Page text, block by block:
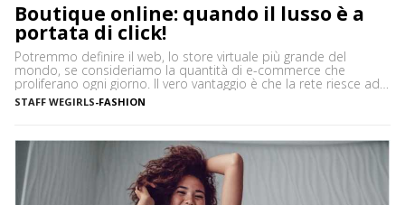
Boutique online: quando il lusso è a
portata di click!
Potremmo definire il web, lo store virtuale più grande del
mondo, se consideriamo la quantità di e-commerce che
proliferano ogni giorno. Il vero vantaggio è che la rete riesce ad
accontentare proprio tutti, anche quando si parla di beni di
pregio. Se da un lato ci sono, infatti, quelli che si affidano ad
STAFF WEGIRLS-FASHION